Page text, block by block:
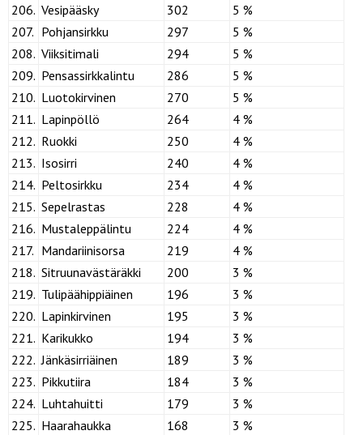
206. Vesipääsky 302
5 %
207. Pohjansirkku 297
5 %
208. Viiksitimali 294
5 %
209. Pensassirkkalintu 286
5 %
210. Luotokirvinen 270
5 %
211. Lapinpöllö 264
4 %
212. Ruokki 250
4 %
213. Isosirri 240
4 %
214. Peltosirkku 234
4 %
215. Sepelrastas 228
4 %
216. Mustaleppälintu 224
4 %
217. Mandariinisorsa 219
4 %
218. Sitruunavästäräkki 200
3 %
219. Tulipäähippiäinen 196
3 %
220. Lapinkirvinen 195
3 %
221. Karikukko 194
3 %
222. Jänkäsirriäinen 189
3 %
223. Pikkutiira 184
3 %
224. Luhtahuitti 179
3 %
225. Haarahaukka 168 3 %